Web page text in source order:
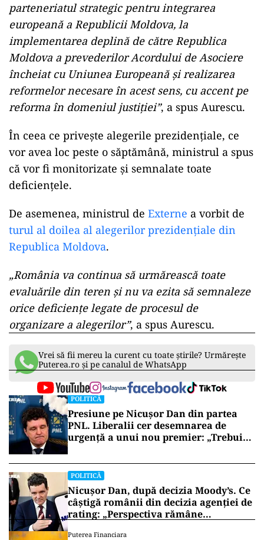
parteneriatul strategic pentru integrarea
europeană a Republicii Moldova, la
implementarea deplină de către Republica
Moldova a prevederilor Acordului de Asociere
încheiat cu Uniunea Europeană şi realizarea
reformelor necesare în acest sens, cu accent pe
reforma în domeniul justiţiei”, a spus Aurescu.
În ceea ce privește alegerile prezidențiale, ce
vor avea loc peste o săptămână, ministrul a spus
că vor fi monitorizate și semnalate toate
deficiențele.
De asemenea, ministrul de Externe a vorbit de
turul al doilea al alegerilor prezidenţiale din
Republica Moldova.
„România va continua să urmărească toate
evaluările din teren şi nu va ezita să semnaleze
orice deficienţe legate de procesul de
organizare a alegerilor”, a spus Aurescu.
Vrei să fii mereu la curent cu toate știrile? Urmărește
Puterea.ro și pe canalul de WhatsApp
POLITICĂ
Presiune pe Nicușor Dan din partea
PNL. Liberalii cer desemnarea de
urgență a unui nou premier: „Trebuie
POLITICĂ
Nicușor Dan, după decizia Moody’s. Ce
câștigă românii din decizia agenției de
rating: „Perspectiva rămâne
Puterea Financiara